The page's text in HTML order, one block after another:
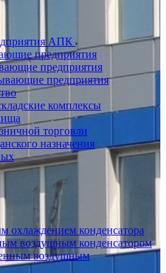
АПК
предприятия
предприятия
предприятия
комплексы
торговли
назначения
охлаждением конденсатора
воздушным конденсатором
воздушным